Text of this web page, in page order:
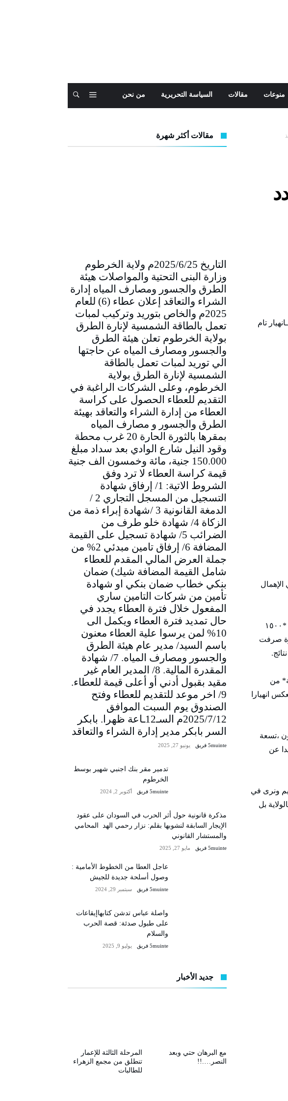
منوعات مقالات السياسة التحريرية من نحن
تام
الإهمال
حتى هذه اللحظة ما زالت أوراق امتحانات شهادة المرحلة المتوسطة دون تصحيح وما زال أكثر من *١٥٠٠
صرفت
*٨٦٥٠ طالبا وطالبة* من
انهيارا
الف، واحد وأربعين ألف جنيه عن كل تلميذ بإجمالي تجاوز 59مليون ،تسعة
عن
ونرى في
بل
مقالات أكثر شهرة
التاريخ 2025/6/25م ولاية الخرطوم
وزارة البنى التحتية والمواصلات هيئة
الطرق والجسور ومصارف المياه إدارة
الشراء والتعاقد إعلان عطاء (6) للعام
2025م والخاص بتوريد وتركيب لمبات
تعمل بالطاقة الشمسية لإنارة الطرق
بولاية الخرطوم تعلن هيئة الطرق
والجسور ومصارف المياه عن حاجتها
الي توريد لمبات تعمل بالطاقة
الشمسية لإنارة الطرق بولاية
الخرطوم، وعلى الشركات الراغبة في
التقديم للعطاء الحصول على كراسة
العطاء من إدارة الشراء والتعاقد بهيئة
الطرق والجسور و مصارف المياه
بمقرها بالثورة الحارة 20 غرب محطة
وقود النيل شارع الوادي بعد سداد مبلغ
150.000 جنية، مائة وخمسون الف جنية
قيمة كراسة العطاء لا ترد وفق
الشروط الاتية: 1/ إرفاق شهادة
التسجيل من المسجل التجاري 2 /
الدمغة القانونية 3 /شهادة إبراء ذمة من
الزكاة 4/ شهادة خلو طرف من
الضرائب 5/ شهادة تسجيل على القيمة
المضافة 6/ إرفاق تامين مبدئي 2% من
جملة العرض المالي المقدم للعطاء
شامل القيمة المضافة شيك) ضمان
بنكي خطاب ضمان بنكي او شهادة
تأمين من شركات التامين ساري
المفعول خلال فترة العطاء يجدد في
حال تمديد فترة العطاء ويكمل الى
10% لمن يرسوا علية العطاء معنون
باسم السيد/ مدير عام هيئة الطرق
والجسور ومصارف المياه. 7/ شهادة
المقدرة المالية. 8/ المدير العام غير
مقيد بقبول أدني أو أعلى قيمة للعطاء.
9/ اخر موعد للتقديم للعطاء وفتح
الصندوق يوم السبت الموافق
2025/7/12م السـ12ـاعة ظهرا. بابكر
السر بابكر مدير إدارة الشراء والتعاقد
5muinte فريق يونيو 27, 2025
تدمير مقر بنك اجنبي شهير بوسط
الخرطوم
5muinte فريق أكتوبر 2, 2024
مذكرة قانونية حول أثر الحرب في السودان على عقود
الإيجار السابقة لنشوبها بقلم: نزار رحمي الهد المحامي
والمستشار القانوني
5muinte فريق مايو 27, 2025
عاجل العطا من الخطوط الأمامية :
وصول أسلحة جديدة للجيش
5muinte فريق سبتمبر 29, 2024
واصلة عباس تدشن كتابهاإيقاعات
على طبول صدئة: قصة الحرب
والسلام
5muinte فريق يوليو 9, 2025
جديد الأخبار
المرحلة الثالثة للإعمار
تنطلق من مجمع الزهراء
للطالبات
مع البرهان حتي وبعد
النصر….!!